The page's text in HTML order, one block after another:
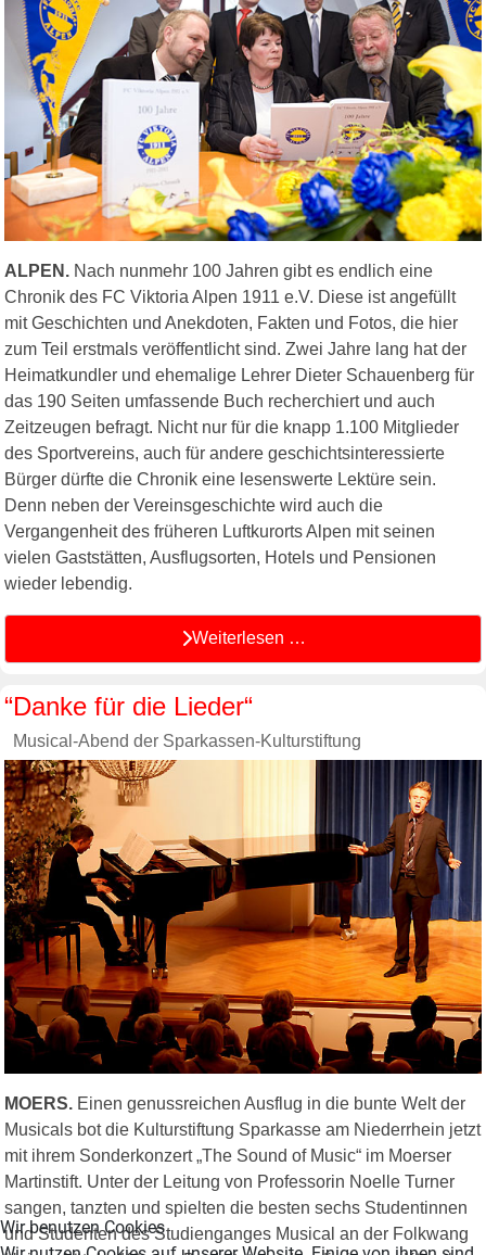
ALPEN. Nach nunmehr 100 Jahren gibt es endlich eine
Chronik des FC Viktoria Alpen 1911 e.V. Diese ist angefüllt
mit Geschichten und Anekdoten, Fakten und Fotos, die hier
zum Teil erstmals veröffentlicht sind. Zwei Jahre lang hat der
Heimatkundler und ehemalige Lehrer Dieter Schauenberg für
das 190 Seiten umfassende Buch recherchiert und auch
Zeitzeugen befragt. Nicht nur für die knapp 1.100 Mitglieder
des Sportvereins, auch für andere geschichtsinteressierte
Bürger dürfte die Chronik eine lesenswerte Lektüre sein.
Denn neben der Vereinsgeschichte wird auch die
Vergangenheit des früheren Luftkurorts Alpen mit seinen
vielen Gaststätten, Ausflugsorten, Hotels und Pensionen
wieder lebendig.
Weiterlesen …
“Danke für die Lieder“
Musical-Abend der Sparkassen-Kulturstiftung
MOERS. Einen genussreichen Ausflug in die bunte Welt der
Musicals bot die Kulturstiftung Sparkasse am Niederrhein jetzt
mit ihrem Sonderkonzert „The Sound of Music“ im Moerser
Martinstift. Unter der Leitung von Professorin Noelle Turner
sangen, tanzten und spielten die besten sechs Studentinnen
und Studenten des Studienganges Musical an der Folkwang
Wir benutzen Cookies